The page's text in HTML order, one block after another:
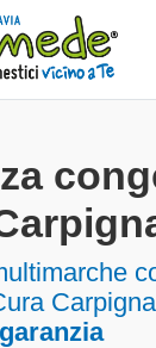
garanzia